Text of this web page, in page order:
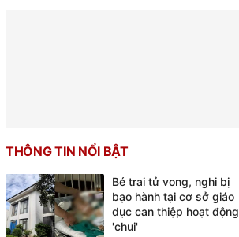
THÔNG TIN NỔI BẬT
Bé trai tử vong, nghi bị
bạo hành tại cơ sở giáo
dục can thiệp hoạt động
'chui'